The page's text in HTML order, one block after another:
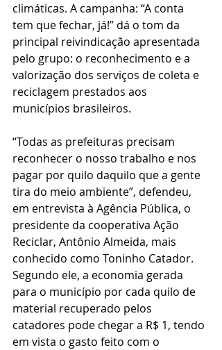
climáticas. A campanha: “A conta
tem que fechar, já!” dá o tom da
principal reivindicação apresentada
pelo grupo: o reconhecimento e a
valorização dos serviços de coleta e
reciclagem prestados aos
municípios brasileiros.
“Todas as prefeituras precisam
reconhecer o nosso trabalho e nos
pagar por quilo daquilo que a gente
tira do meio ambiente”, defendeu,
em entrevista à Agência Pública, o
presidente da cooperativa Ação
Reciclar, Antônio Almeida, mais
conhecido como Toninho Catador.
Segundo ele, a economia gerada
para o município por cada quilo de
material recuperado pelos
catadores pode chegar a R$ 1, tendo
em vista o gasto feito com o